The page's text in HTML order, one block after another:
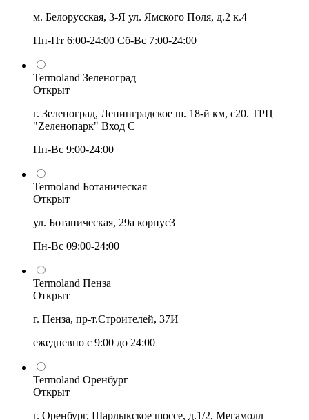
м. Белорусская, 3-Я ул. Ямского Поля, д.2 к.4
Пн-Пт 6:00-24:00 Сб-Вс 7:00-24:00
Termoland Зеленоград
Открыт
г. Зеленоград, Ленинградское ш. 18-й км, с20. ТРЦ
"Zеленопарк" Вход С
Пн-Вс 9:00-24:00
Termoland Ботаническая
Открыт
ул. Ботаническая, 29а корпус3
Пн-Вс 09:00-24:00
Termoland Пенза
Открыт
г. Пенза, пр-т.Строителей, 37И
ежедневно с 9:00 до 24:00
Termoland Оренбург
Открыт
г. Оренбург, Шарлыкское шоссе, д.1/2, Мегамолл